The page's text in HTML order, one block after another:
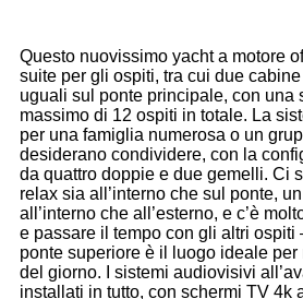
Questo nuovissimo yacht a motore
suite per gli ospiti, tra cui due
uguali sul ponte principale, con una
massimo di 12 ospiti in totale. La
per una famiglia numerosa o un
desiderano condividere, con la
da quattro doppie e due gemelli. Ci
relax sia all’interno che sul ponte,
all’interno che all’esterno, e c’è
e passare il tempo con gli altri ospiti
ponte superiore è il luogo ideale
del giorno. I sistemi audiovisivi
installati in tutto, con schermi TV 4k